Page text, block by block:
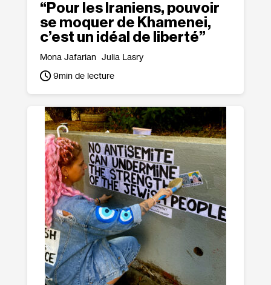
“Pour les Iraniens, pouvoir
se moquer de Khamenei,
c’est un idéal de liberté”
Mona Jafarian Julia Lasry
9min de lecture